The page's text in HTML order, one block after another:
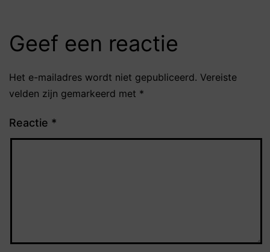
Geef een reactie
Het e-mailadres wordt niet gepubliceerd. Vereiste
velden zijn gemarkeerd met *
Reactie *